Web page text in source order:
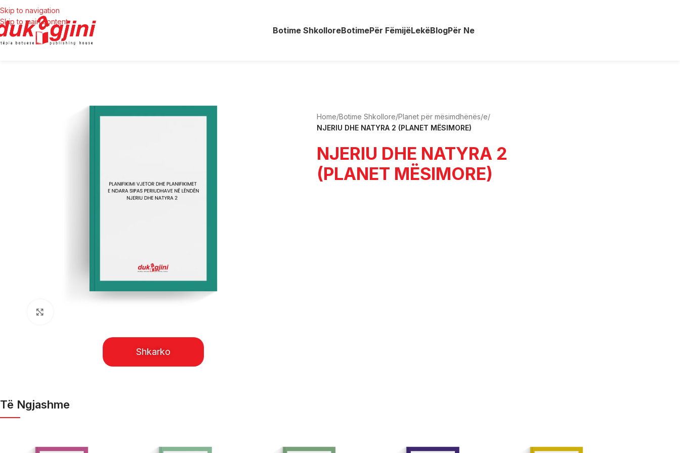
Skip to navigation
Skip to main content
Botime ShkolloreBotimePër FëmijëLekëBlogPër Ne
Shkarko
Home/Botime Shkollore/Planet për mësimdhënës/e/
NJERIU DHE NATYRA 2 (PLANET MËSIMORE)
NJERIU DHE NATYRA 2
(PLANET MËSIMORE)
Të Ngjashme